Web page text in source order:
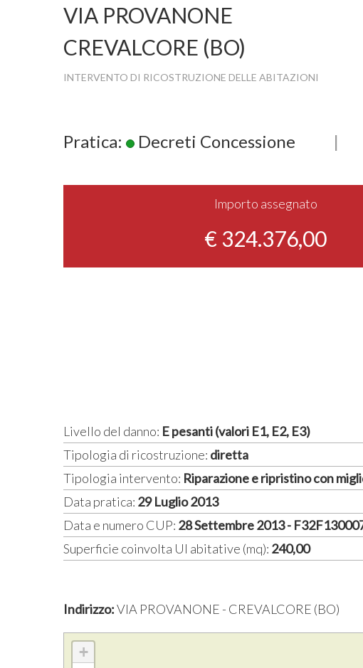
INTERVIENE
VIA PROVANONE
CREVALCORE (BO)
INTERVENTO DI RICOSTRUZIONE DELLE ABITAZIONI
Pratica: Decreti Concessione |
Importo assegnato
€ 324.376,00
Livello del danno: E pesanti (valori E1, E2, E3)
Tipologia di ricostruzione: diretta
Tipologia intervento: Riparazione e ripristino con
Data pratica: 29 Luglio 2013
Data e numero CUP: 28 Settembre 2013 -
Superficie coinvolta UI abitative (mq): 240,00
Indirizzo:VIA PROVANONE - CREVALCORE (BO)
+